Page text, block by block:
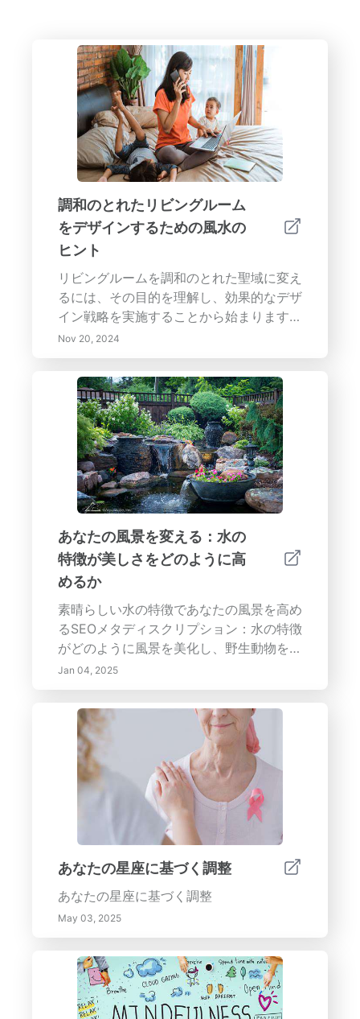
調和のとれたリビングルーム
をデザインするための風水の
ヒント
リビングルームを調和のとれた聖域に変え
るには、その目的を理解し、効果的なデザ
イン戦略を実施することから始まります。
私たちの包括的なガイドでは、機能の明確
な目標を設定し、自然要素を組み込み、家
具の配置を通じてバランスを達成するなど
の重要なステップをカバーしています。ス
ペース内でタスクの優先順位を効果的に設
定するためのアイゼンハワー・マトリック
スについて学び、生産性を向上させるため
のタイムブロッキングの利点を発見してく
ださい。注意の散漫を最小限に抑え、風水
の原則を補完するスマートホーム体験のた
めにテクノロジーを活用する方法を探求し
ましょう。定期的にスペースを見直し、調
整することで、あなたのライフスタイルに
合った穏やかな避難所を維持します。ウェ
ルビーイング、つながり、バランスを促進
するリビングルームを作るためのテクニッ
クとヒントに飛び込んでください—あなた
の家の中心が変革を待っています！
Nov 20, 2024
あなたの風景を変える：水の
特徴が美しさをどのように高
めるか
素晴らしい水の特徴であなたの風景を高め
るSEOメタディスクリプション：水の特徴
がどのように風景を美化し、野生動物を惹
きつけ、穏やかな雰囲気を作り出すかを発
見してください。ここでデザインアイデア
や環境の利点を探ります。水の特徴の視覚
的インパクト風景設計に水の特徴を組み込
むことで、美的魅力が大幅に向上します。
水は、自然に注意を引き、感情を喚起し、
すべての屋外スペースに必須の要素となり
ます。静かな池から活気ある噴水まで、こ
れらの要素は独自のダイナミクスを導入
し、視覚的興味と環境の質を向上させま
す。水の特徴がどのようにあなたの庭を穏
やかなオアシスに変え、野生動物を引き寄
せ、自然光を高め、空気の質を改善するな
どの多くの利点を提供するかを学びましょ
う。水の特徴の主な利点：- 美的向上：反
射面がきらめくビジュアルと生き生きとし
た周囲を作り出します。- 雰囲気サウンド
スケープ：穏やかな水音は、落ち着いた雰
囲気を提供し、地元の生物を引き寄せま
Jan 04, 2025
あなたの星座に基づく調整
あなたの星座に基づく調整
May 03, 2025